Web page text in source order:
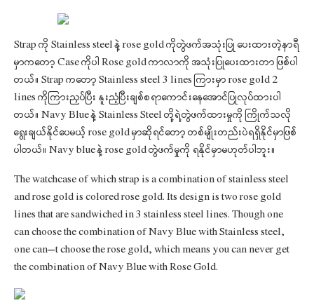
Strap ကို Stainless steel နဲ့ rose gold ကိုတွဲဖက်အသုံးပြု ပေးထားတဲ့နာရီ
မှာကတော့ Case ကိုပါ Rose gold ကာလာကို အသုံးပြုပေးထားတာ ဖြစ်ပါ
တယ်။ Strap ကတော့ Stainless steel 3 lines ကြားမှာ rose gold 2
lines ကိုကြားညှပ်ပြီး နူးညံ့ပြီးချစ်စရာကောင်းနေအောင်ပြုလုပ်ထားပါ
တယ်။ Navy Blue နဲ့ Stainless Steel တို့ရဲ့တွဲဖက်ထားမှုကို ကြိုက်သလို
ရွေးချယ်နိုင်ပေမယ့် rose gold မှာဆိုရင်တော့ တစ်မျိုးတည်းပဲရရှိနိုင်မှာဖြစ်
ပါတယ်။ Navy blue နဲ့ rose gold တွဲဖက်မှုကို ရနိုင်မှာမဟုတ်ပါဘူး။
The watchcase of which strap is a combination of stainless steel
and rose gold is colored rose gold. Its design is two rose gold
lines that are sandwiched in 3 stainless steel lines. Though one
can choose the combination of Navy Blue with Stainless steel,
one can’t choose the rose gold, which means you can never get
the combination of Navy Blue with Rose Gold.